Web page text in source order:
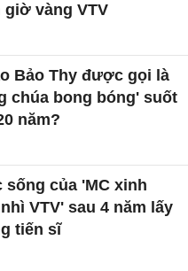
giờ vàng VTV
Bảo Thy được gọi là
chúa bong bóng' suốt
năm?
sống của 'MC xinh
VTV' sau 4 năm lấy
tiến sĩ